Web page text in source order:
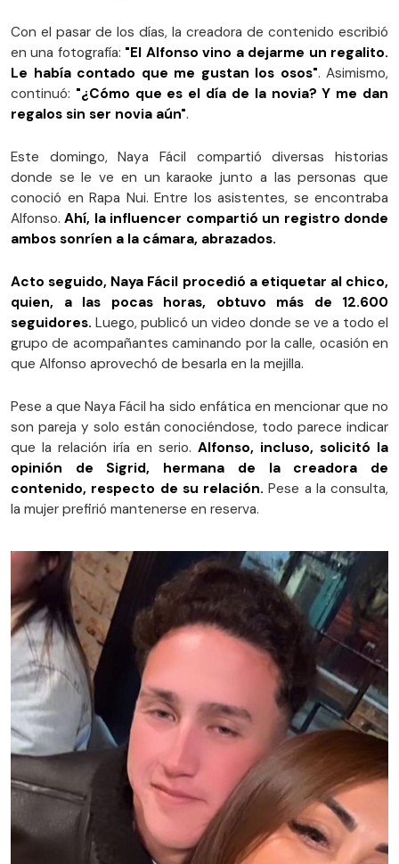
Con el pasar de los días, la creadora de contenido escribió
en una fotografía: "El Alfonso vino a dejarme un regalito.
Le había contado que me gustan los osos". Asimismo,
continuó: "¿Cómo que es el día de la novia? Y me dan
regalos sin ser novia aún".
Este domingo, Naya Fácil compartió diversas historias
donde se le ve en un karaoke junto a las personas que
conoció en Rapa Nui. Entre los asistentes, se encontraba
Alfonso.Ahí, la influencer compartió un registro donde
ambos sonríen a la cámara, abrazados.
Acto seguido, Naya Fácil procedió a etiquetar al chico,
quien, a las pocas horas, obtuvo más de 12.600
seguidores. Luego, publicó un video donde se ve a todo el
grupo de acompañantes caminando por la calle, ocasión en
que Alfonso aprovechó de besarla en la mejilla.
Pese a que Naya Fácil ha sido enfática en mencionar que no
son pareja y solo están conociéndose, todo parece indicar
que la relación iría en serio. Alfonso, incluso, solicitó la
opinión de Sigrid, hermana de la creadora de
contenido, respecto de su relación. Pese a la consulta,
la mujer prefirió mantenerse en reserva.